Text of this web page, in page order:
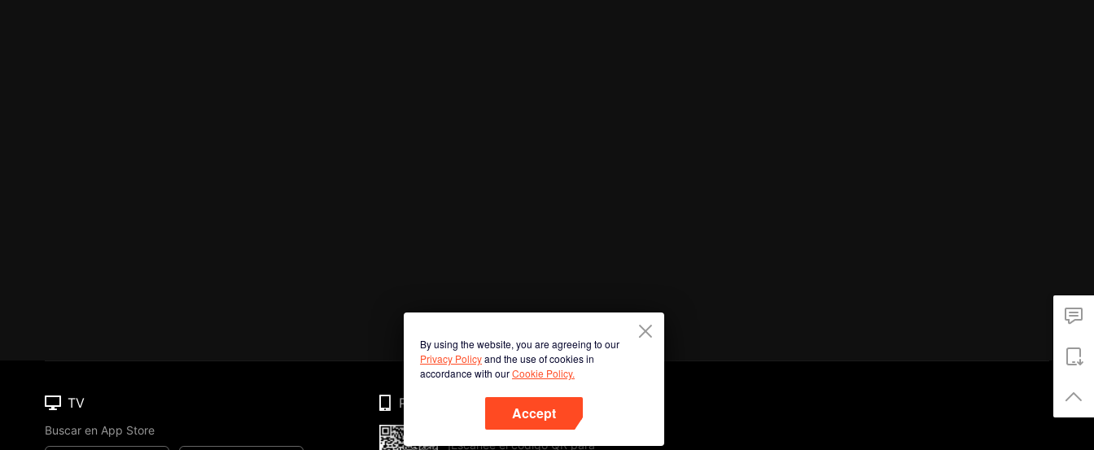
By using the website, you are agreeing to our
Privacy Policyand the use of cookies in
accordance with ourCookie Policy.
Accept
TV
Buscar en App Store
Phone
¡Escanee el código QR para